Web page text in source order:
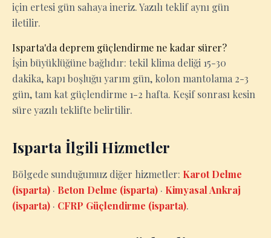
için ertesi gün sahaya ineriz. Yazılı teklif aynı gün
iletilir.
Isparta'da deprem güçlendirme ne kadar sürer?
İşin büyüklüğüne bağlıdır: tekil klima deliği 15-30
dakika, kapı boşluğu yarım gün, kolon mantolama 2-3
gün, tam kat güçlendirme 1-2 hafta. Keşif sonrası kesin
süre yazılı teklifte belirtilir.
Isparta İlgili Hizmetler
Bölgede sunduğumuz diğer hizmetler: Karot Delme
(isparta) · Beton Delme (isparta) · Kimyasal Ankraj
(isparta) · CFRP Güçlendirme (isparta).